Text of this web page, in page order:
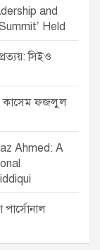
and
Held
সিইও
কাসেম ফজলুল
Ahmed: A
পার্সোনাল